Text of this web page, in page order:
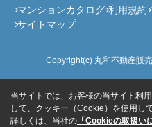
マンションカタログ 利用規約
サイトマップ
Copyright(c) 丸和不動産販
当サイトでは、お客様の当サイト利
して、クッキー（Cookie）を使用し
詳しくは、当社の 「Cookieの取扱い